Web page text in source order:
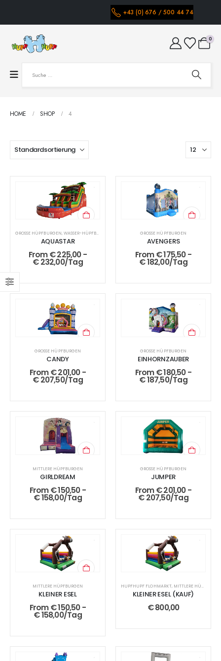
+43 (0) 676 / 500 44 74
0
HOME SHOP 4
GROSSE HÜPFBURGEN , WASSER-HÜPFBURGEN
AQUASTAR
From€225,00-
€232,00/Tag
GROSSE HÜPFBURGEN
AVENGERS
From€175,50-
€182,00/Tag
GROSSE HÜPFBURGEN
CANDY
From€201,00-
€207,50/Tag
GROSSE HÜPFBURGEN
EINHORNZAUBER
From€180,50-
€187,50/Tag
MITTLERE HÜPFBURGEN
GIRLDREAM
From€150,50-
€158,00/Tag
GROSSE HÜPFBURGEN
JUMPER
From€201,00-
€207,50/Tag
MITTLERE HÜPFBURGEN
KLEINER ESEL
From€150,50-
€158,00/Tag
HUPFHUPF FLOHMARKT, MITTLERE HÜPFBURGEN
KLEINER ESEL (KAUF)
€800,00